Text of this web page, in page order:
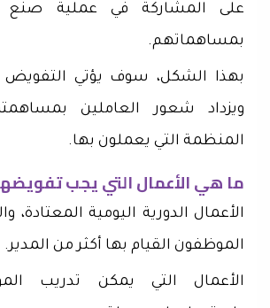
على المشاركة في عملية صنع
بمساهماتهم.
بهذا الشكل، سوف يؤتي التفويض
ويزداد شعور العاملين
المنظمة التي يعملون بها.
ما هي الأعمال التي يجب
الأعمال الدورية اليومية المعتادة،
الموظفون القيام بها أكثر من المدير.
الأعمال التي يمكن تدريب